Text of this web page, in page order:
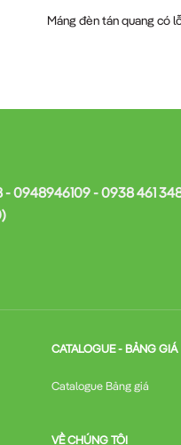
Máng đèn tán quang có
0948946109 - 0938 461
CATALOGUE - BẢNG GIÁ
Catalogue Bảng giá
VỀ CHÚNG TÔI